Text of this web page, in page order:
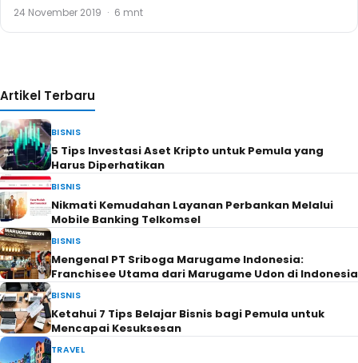
24 November 2019 · 6 mnt
Artikel Terbaru
BISNIS
5 Tips Investasi Aset Kripto untuk Pemula yang
Harus Diperhatikan
BISNIS
Nikmati Kemudahan Layanan Perbankan Melalui
Mobile Banking Telkomsel
BISNIS
Mengenal PT Sriboga Marugame Indonesia:
Franchisee Utama dari Marugame Udon di Indonesia
BISNIS
Ketahui 7 Tips Belajar Bisnis bagi Pemula untuk
Mencapai Kesuksesan
TRAVEL